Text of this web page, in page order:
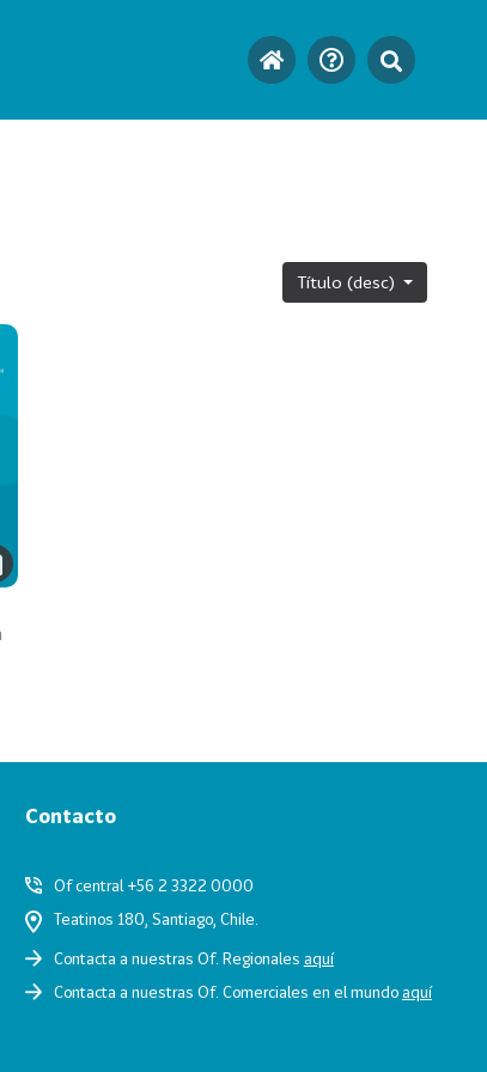
Título (desc)
Contacto
Of central +56 2 3322 0000
Teatinos 180, Santiago, Chile.
Contacta a nuestras Of. Regionales aquí
Contacta a nuestras Of. Comerciales en el mundoaquí